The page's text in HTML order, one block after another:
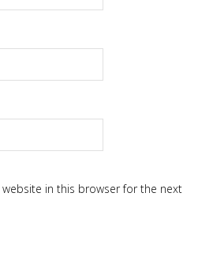
website in this browser for the next